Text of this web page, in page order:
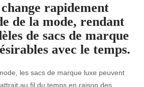
rapidement
de la mode, rendant
de sacs de marque
avec le temps.
les sacs de marque luxe peuvent
au fil du temps en raison des